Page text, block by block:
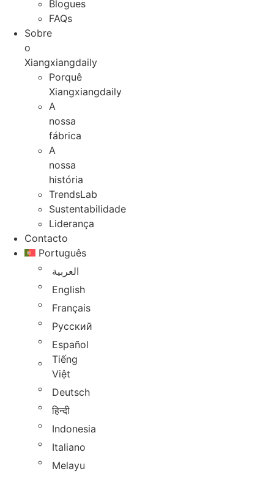
Blogues
FAQs
Sobre
o
Xiangxiangdaily
Porquê
Xiangxiangdaily
A
nossa
fábrica
A
nossa
história
TrendsLab
Sustentabilidade
Liderança
Contacto
Português
العربية
English
Français
Русский
Español
Tiếng
Việt
Deutsch
हिन्दी
Indonesia
Italiano
Melayu